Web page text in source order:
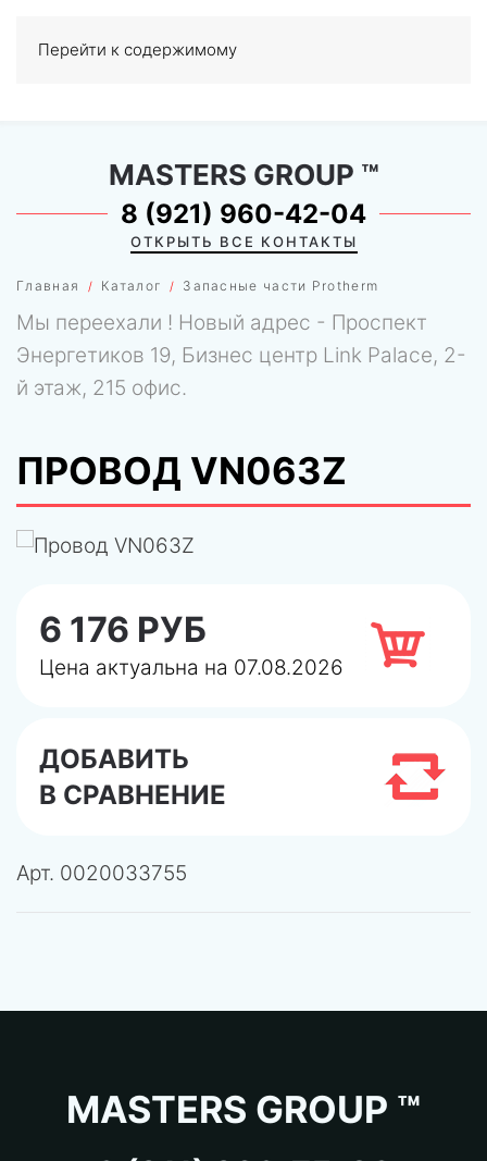
Перейти к содержимому
0
Главная Каталог Запасные части Protherm
MASTERS GROUP ™
8 (921) 960-42-04
ОТКРЫТЬ ВСЕ КОНТАКТЫ
Мы переехали ! Новый адрес - Проспект
Энергетиков 19, Бизнес центр Link Palace, 2-
й этаж, 215 офис.
ПРОВОД VN063Z
6 176 РУБ
Цена актуальна на 07.08.2026
ДОБАВИТЬ
В СРАВНЕНИЕ
Арт. 0020033755
MASTERS GROUP ™